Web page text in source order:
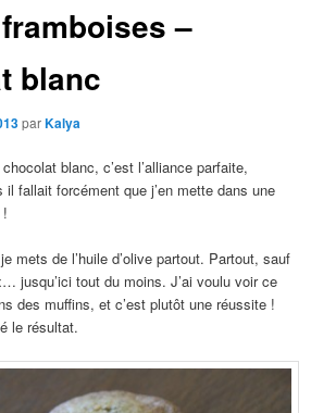
–
blanc
parKalya
blanc, c’est l’alliance parfaite,
il fallait forcément que j’en mette dans une
mets de l’huile d’olive partout. Partout, sauf
jusqu’ici tout du moins. J’ai voulu voir ce
des muffins, et c’est plutôt une réussite !
le résultat.